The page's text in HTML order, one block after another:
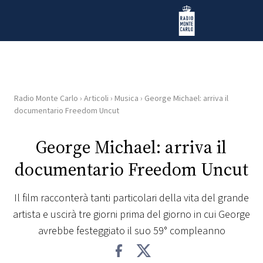
Radio Monte Carlo
HOME
RADIO
WEB
PLAYLIST
Radio Monte Carlo › Articoli › Musica › George Michael: arriva il
documentario Freedom Uncut
George Michael: arriva il
documentario Freedom Uncut
Il film racconterà tanti particolari della vita del grande
artista e uscirà tre giorni prima del giorno in cui George
avrebbe festeggiato il suo 59° compleanno